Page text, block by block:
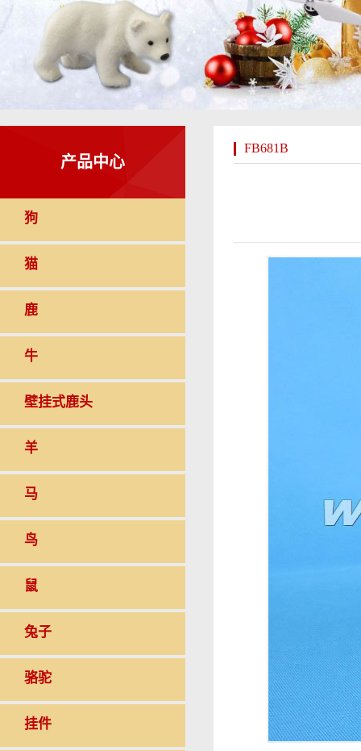
产品中心
狗
猫
鹿
牛
壁挂式鹿头
羊
马
鸟
鼠
兔子
骆驼
挂件
FB681B